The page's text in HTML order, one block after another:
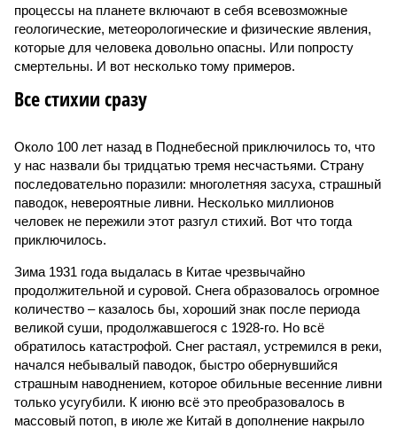
процессы на планете включают в себя всевозможные
геологические, метеорологические и физические явления,
которые для человека довольно опасны. Или попросту
смертельны. И вот несколько тому примеров.
Все стихии сразу
Около 100 лет назад в Поднебесной приключилось то, что
у нас назвали бы тридцатью тремя несчастьями. Страну
последовательно поразили: многолетняя засуха, страшный
паводок, невероятные ливни. Несколько миллионов
человек не пережили этот разгул стихий. Вот что тогда
приключилось.
Зима 1931 года выдалась в Китае чрезвычайно
продолжительной и суровой. Снега образовалось огромное
количество – казалось бы, хороший знак после периода
великой суши, продолжавшегося с 1928-го. Но всё
обратилось катастрофой. Снег растаял, устремился в реки,
начался небывалый паводок, быстро обернувшийся
страшным наводнением, которое обильные весенние ливни
только усугубили. К июню всё это преобразовалось в
массовый потоп, в июле же Китай в дополнение накрыло